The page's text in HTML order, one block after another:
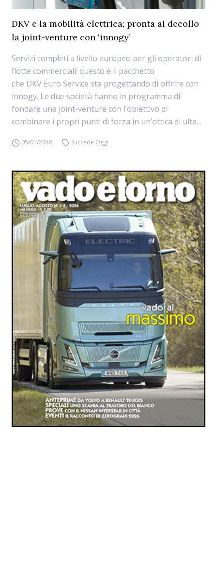
DKV e la mobilità elettrica; pronta al decollo
la joint-venture con ‘innogy’
Servizi completi a livello europeo per gli operatori di
flotte commerciali: questo è il pacchetto
che DKV Euro Service sta progettando di offrire con
innogy. Le due società hanno in programma di
fondare una joint-venture con l’obiettivo di
combinare i propri punti di forza in un’ottica di ulte...
05/01/2018 Succede Oggi